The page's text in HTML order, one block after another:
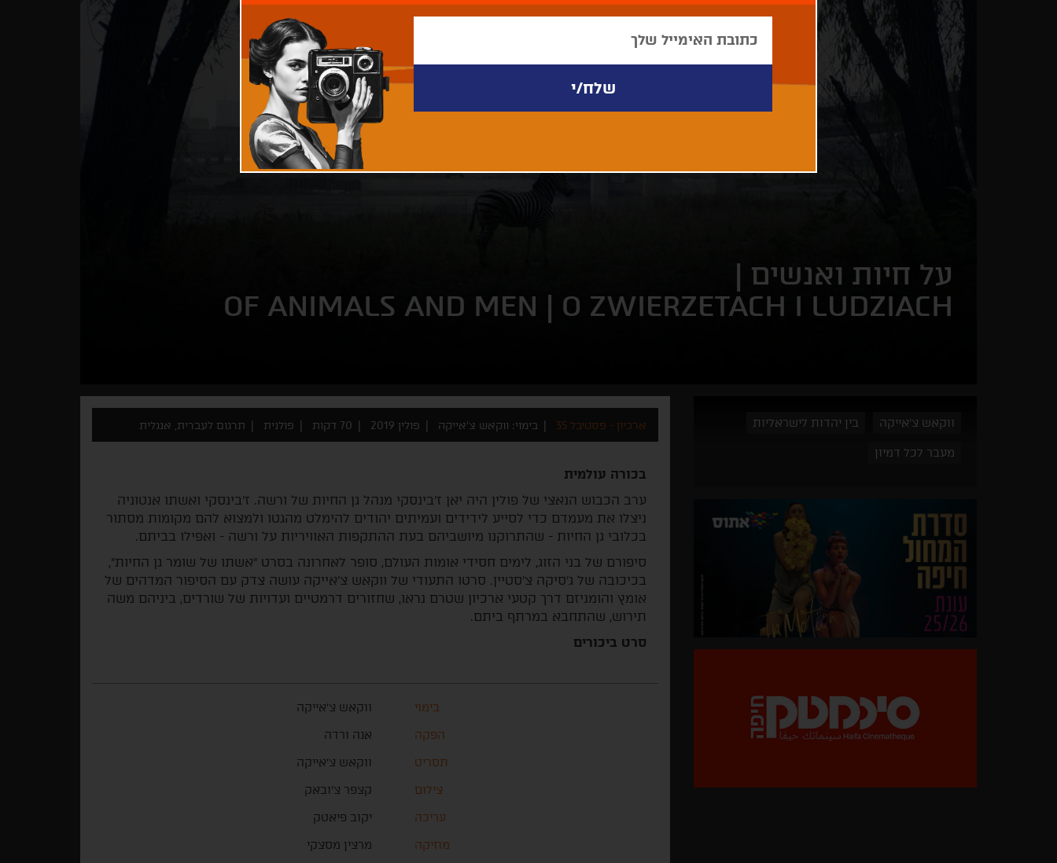
על חיות ואנשים |
OF ANIMALS AND MEN | O ZWIERZETACH I LUDZIACH
ווקאש צ'אייקה בין יהדות לישראליות
מעבר לכל דמיון
ארכיון - פסטיבל 35 בימוי: ווקאש צ'אייקה פולין 2019 70 דקות פולנית תרגום לעברית, אנגלית
בכורה עולמית
ערב הכבוש הנאצי של פולין היה יאן ז'בינסקי מנהל גן החיות של ורשה. ז'בינסקי ואשתו אנטוניה
ניצלו את מעמדם כדי לסייע לידידים ועמיתים יהודים להימלט מהגטו ולמצוא להם מקומות מסתור
בכלובי גן החיות - שהתרוקנו מיושביהם בעת ההתקפות האוויריות על ורשה - ואפילו בביתם.
סיפורם של בני הזוג, לימים חסידי אומות העולם, סופר לאחרונה בסרט "אשתו של שומר גן החיות",
בכיכובה של ג'סיקה צ'סטיין. סרטו התעודי של ווקאש צ'אייקה עושה צדק עם הסיפור המדהים של
אומץ והומניזם דרך קטעי ארכיון שטרם נראו, שחזורים דרמטיים ועדויות של שורדים, ביניהם משה
תירוש, שהתחבא במרתף ביתם.
סרט ביכורים
בימוי
ווקאש צ'אייקה
הפקה
אנה ורדה
תסריט
ווקאש צ'אייקה
צילום
קצפר צ'ובאק
עריכה
יקוב פיאטק
מוזיקה
מרצין מסצקי